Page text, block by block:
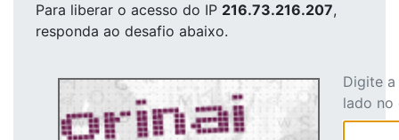
Para liberar o acesso do IP 216.73.216.207,
responda ao desafio abaixo.
Digite
lado no